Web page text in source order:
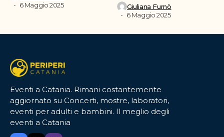
6 Maggio 2025
Giuliana Furnò
6 Maggio 2025
Eventi a Catania. Rimani costantemente
aggiornato su Concerti, mostre, laboratori,
eventi per adulti e bambini. Il meglio degli
eventi a Catania